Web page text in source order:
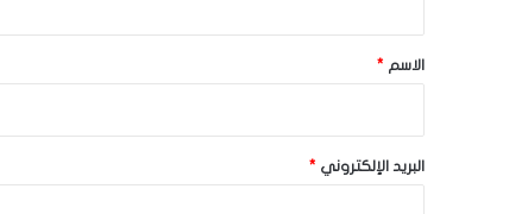
*الاسم *
البريد الإلكتروني *